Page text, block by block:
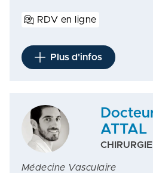
RDV en ligne
Plus d'infos
ATTAL
Médecine Vasculaire